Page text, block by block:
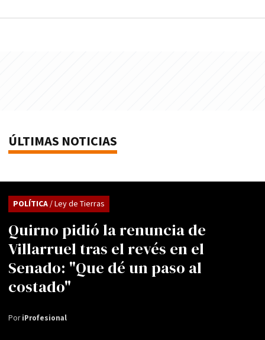
ÚLTIMAS NOTICIAS
Quirno pidió la renuncia de
Villarruel tras el revés en el
Senado: "Que dé un paso al
costado"
POLÍTICA/ Ley de Tierras
PoriProfesional